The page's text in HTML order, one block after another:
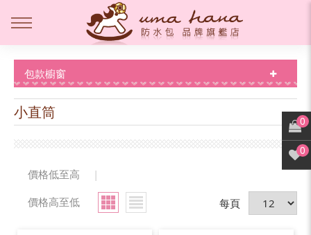
包款櫥窗
小直筒
價格低至高
|
價格高至低
每頁
0
0